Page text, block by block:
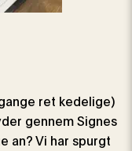
ret kedelige)
gennem Signes
an? Vi har spurgt